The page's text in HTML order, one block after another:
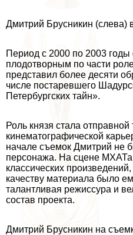
Дмитрий Брусникин (слева)
Период с 2000 по 2003 годы
плодотворным по части
представил более десяти
числе постаревшего
Петербургских тайн».
Роль князя стала отправной
кинематографической
начале съемок Дмитрий не
персонажа. На сцене МХАТа
классических
качеству материала было
талантливая режиссура и
состав проекта.
Дмитрий Брусникин на